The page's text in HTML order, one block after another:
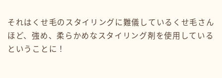
それはくせ毛のスタイリングに難儀しているくせ毛さん
ほど、強め、柔らかめなスタイリング剤を使用している
ということに！